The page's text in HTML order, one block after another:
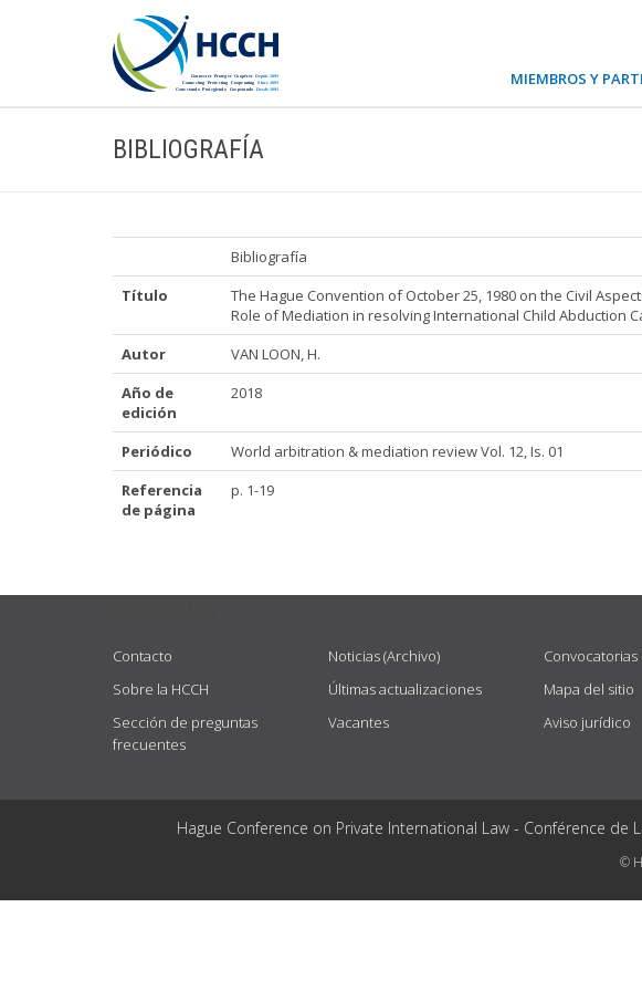
MIEMBROS Y
BIBLIOGRAFÍA
Bibliografía
Título
The Hague Convention of October 25, 1980 on the Civil
Role of Mediation in resolving International Child Abduction
Autor
VAN LOON, H.
Año de
edición
2018
Periódico
World arbitration & mediation review Vol. 12, Is. 01
Referencia
de página
p. 1-19
Contacto
Sobre la HCCH
Sección de preguntas
frecuentes
Noticias (Archivo)
Últimas actualizaciones
Vacantes
Mapa del sitio
Aviso jurídico
Hague Conference on Private International Law - Conférence
©